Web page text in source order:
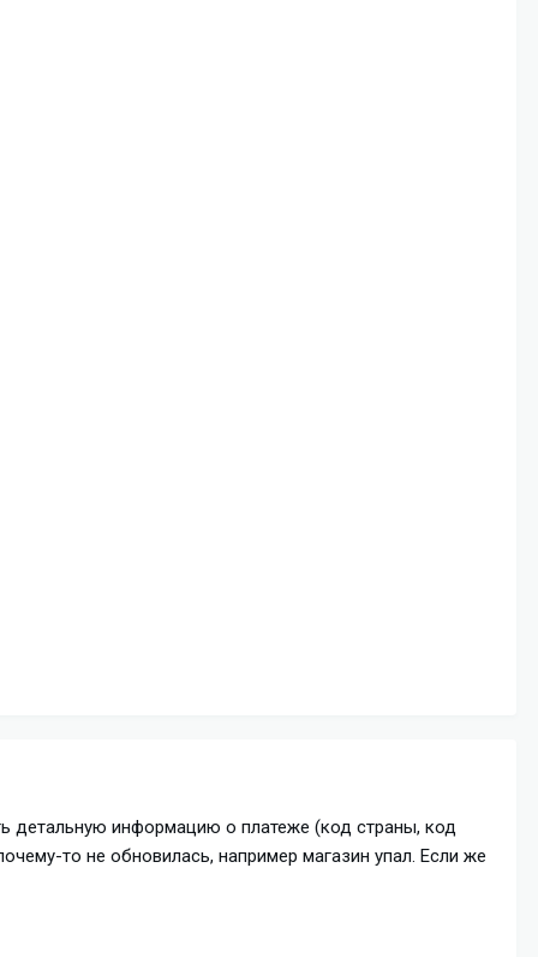
детальную информацию о платеже (код страны, код
то не обновилась, например магазин упал. Если же